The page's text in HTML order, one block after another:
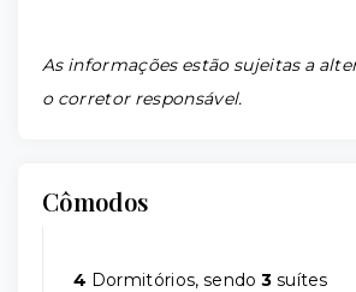
As informações estão sujeitas a
o corretor responsável.
Cômodos
4 Dormitórios, sendo3 suítes